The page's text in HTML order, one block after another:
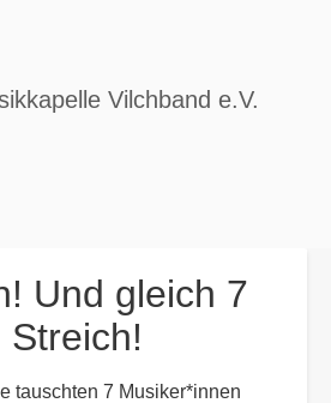
Vilchband e.V.
Und gleich 7
tauschten 7 Musiker*innen